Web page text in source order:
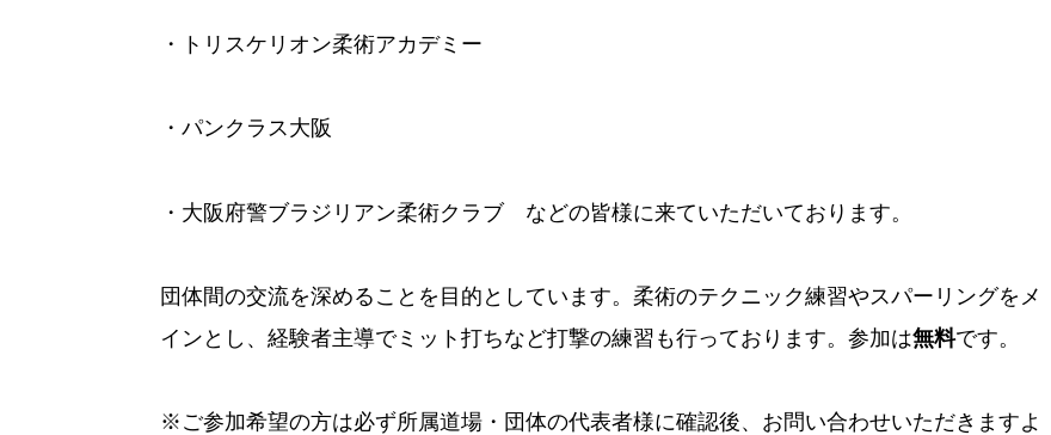
・トリスケリオン柔術アカデミー
・パンクラス大阪
・大阪府警ブラジリアン柔術クラブ などの皆様に来ていただいております。
団体間の交流を深めることを目的としています。柔術のテクニック練習やスパーリングをメ
インとし、経験者主導でミット打ちなど打撃の練習も行っております。参加は無料です。
※ご参加希望の方は必ず所属道場・団体の代表者様に確認後、お問い合わせいただきますよ